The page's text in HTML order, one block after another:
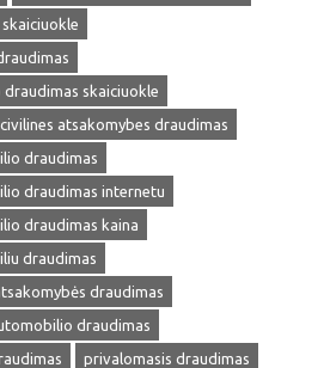
skaiciuokle
atsakomybes draudimas
draudimas
draudimas internetu
draudimas kaina
draudimas
draudimas
draudimas
privalomasis draudimas